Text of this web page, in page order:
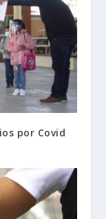
por Covid